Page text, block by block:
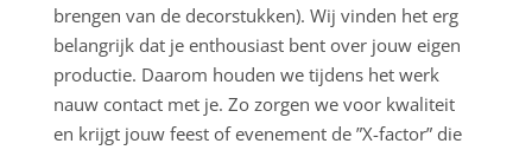
brengen van de decorstukken). Wij vinden het erg
belangrijk dat je enthousiast bent over jouw eigen
productie. Daarom houden we tijdens het werk
nauw contact met je. Zo zorgen we voor kwaliteit
en krijgt jouw feest of evenement de ”X-factor” die